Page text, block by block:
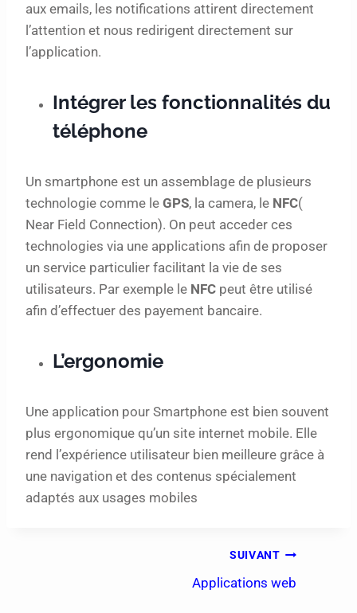
aux emails, les notifications attirent directement
l’attention et nous redirigent directement sur
l’application.
Intégrer les fonctionnalités du
téléphone
Un smartphone est un assemblage de plusieurs
technologie comme le GPS, la camera, le NFC(
Near Field Connection). On peut acceder ces
technologies via une applications afin de proposer
un service particulier facilitant la vie de ses
utilisateurs. Par exemple le NFC peut être utilisé
afin d’effectuer des payement bancaire.
L’ergonomie
Une application pour Smartphone est bien souvent
plus ergonomique qu’un site internet mobile. Elle
rend l’expérience utilisateur bien meilleure grâce à
une navigation et des contenus spécialement
adaptés aux usages mobiles
SUIVANT
Applications web